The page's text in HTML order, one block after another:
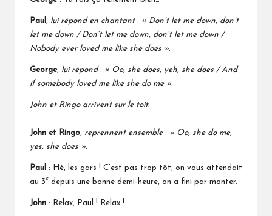
Paul , lui répond en chantant : « Don’t let me down, don’t
let me down / Don’t let me down, don’t let me down /
Nobody ever loved me like she does ».
George, lui répond: « Oo, she does, yeh, she does / And
if somebody loved me like she do me ».
John et Ringo arrivent sur le toit.
John et Ringo, reprennent ensemble: « Oo, she do me,
yes, she does ».
Paul : Hé, les gars ! C’est pas trop tôt, on vous attendait
au 3e depuis une bonne demi-heure, on a fini par monter.
John : Relax, Paul ! Relax !